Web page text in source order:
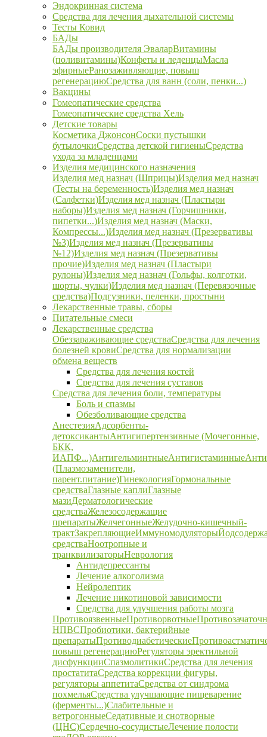
Эндокринная система
Средства для лечения дыхательной системы
Тесты Ковид
БАДы
БАДы производителя ЭваларВитамины
(поливитамины)Конфеты и леденцыМасла
эфирныеРанозаживляющие, повыш
регенерациюСредства для ванн (соли, пенки...)
Вакцины
Гомеопатические средства
Гомеопатические средства Хель
Детские товары
Косметика ДжонсонСоски пустышки
бутылочкиСредства детской гигиеныСредства
ухода за младенцами
Изделия медицинского назначения
Изделия мед назнач (Шприцы)Изделия мед назнач
(Тесты на беременность)Изделия мед назнач
(Салфетки)Изделия мед назнач (Пластыри
наборы)Изделия мед назнач (Горчишники,
пипетки...)Изделия мед назнач (Маски,
Компрессы...)Изделия мед назнач (Презервативы
№3)Изделия мед назнач (Презервативы
№12)Изделия мед назнач (Презервативы
прочие)Изделия мед назнач (Пластыри
рулоны)Изделия мед назнач (Гольфы, колготки,
шорты, чулки)Изделия мед назнач (Перевязочные
средства)Подгузники, пеленки, простыни
Лекарственные травы, сборы
Питательные смеси
Лекарственные средства
Обеззараживающие средстваСредства для лечения
болезней кровиСредства для нормализации
обмена веществ
Средства для лечения костей
Средства для лечения суставов
Средства для лечения боли, температуры
Боль и спазмы
Обезболивающие средства
АнестезияАдсорбенты-
детоксикантыАнтигипертензивные (Мочегонные,
БКК,
ИАПФ...)АнтигельминтныеАнтигистаминные
(Плазмозаменители,
парент.питание)ГинекологияГормональные
средстваГлазные каплиГлазные
мазиДерматологические
средстваЖелезосодержащие
препаратыЖелчегонныеЖелудочно-кишечный-
трактЗакрепляющиеИммуномодуляторы
средстваНоотропные и
транквилизаторыНеврология
Антидепрессанты
Лечение алкоголизма
Нейролептик
Лечение никотиновой зависимости
Средства для улучшения работы мозга
ПротивоязвенныеПротиворвотные
НПВСПробиотики, бактерийные
препаратыПротиводиабетические
повыш регенерациюРегуляторы эректильной
дисфункцииСпазмолитикиСредства для лечения
простатитаСредства коррекции фигуры,
регуляторы аппетитаСредства от синдрома
похмельяСредства улучшающие пищеварение
(ферменты...)Слабительные и
ветрогонныеСедативные и снотворные
(ЦНС)Сердечно-сосудистыеЛечение полости